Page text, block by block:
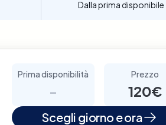
Dalla prima disponibile
Prima disponibilità
-
Prezzo
120€
Scegli giorno e ora